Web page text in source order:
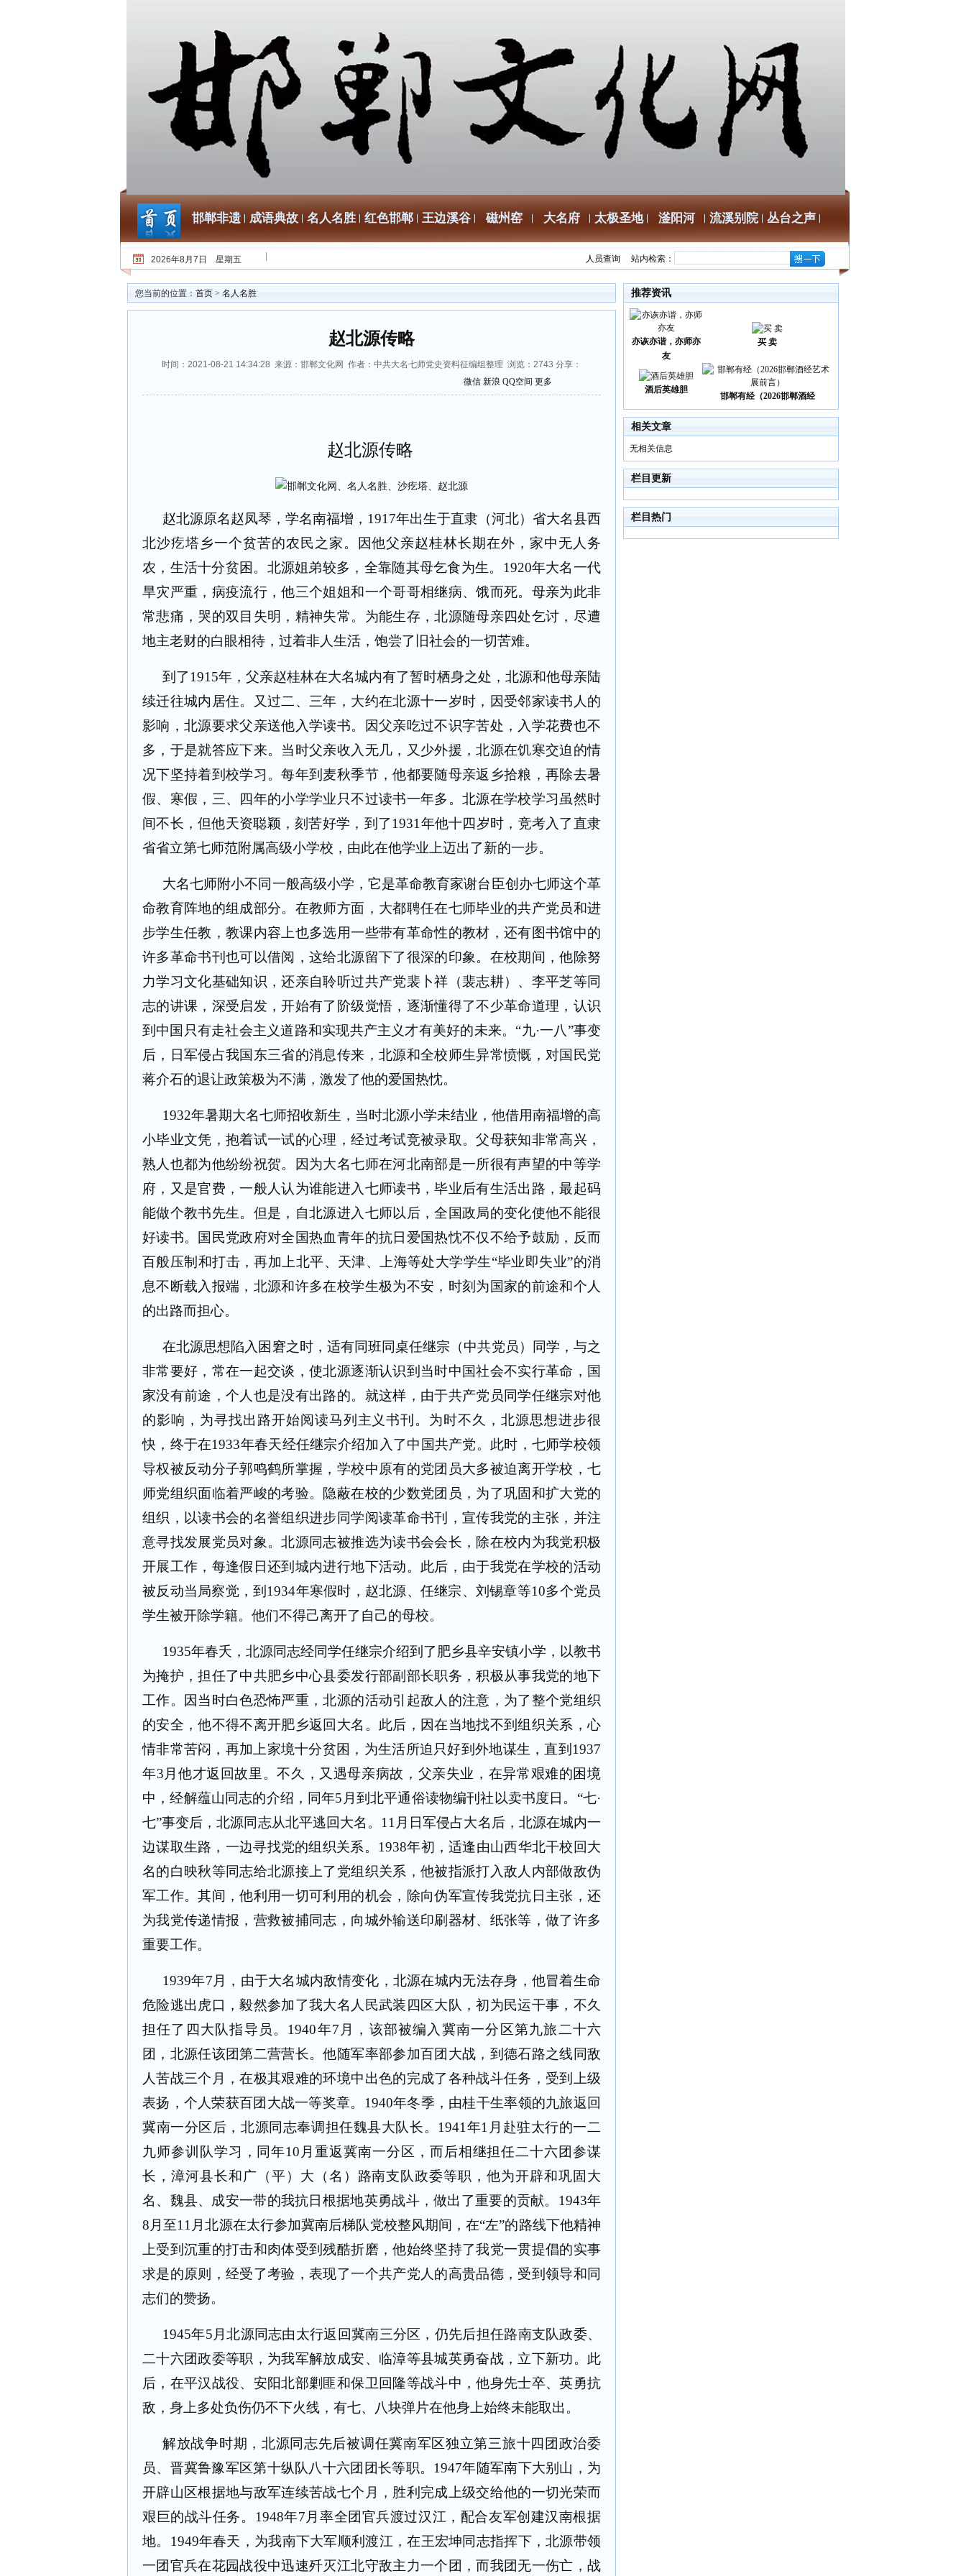
邯郸非遗 成语典故 名人名胜 红色邯郸 王边溪谷 磁州窑 大名府 太极圣地 滏阳河 流溪别院 丛台之声
2026年8月7日 星期五 人员查询 站内检索：
您当前的位置： 首页 > 名人名胜
赵北源传略
时间：2021-08-21 14:34:28 来源：邯郸文化网 作者：中共大名七师党史资料征编组整理 浏览： 2743 分享：
微信 新浪 QQ空间 更多
赵北源传略
赵北源原名赵凤琴，学名南福增， 1917年出生于直隶（河北）省大名县西
北沙疙塔乡一个贫苦的农民之家。因他父亲赵桂林长期在外，家中无人务
农，生活十分贫困。北源姐弟较多，全靠随其母乞食为生。 1920年大名一代
旱灾严重，病疫流行，他三个姐姐和一个哥哥相继病、饿而死。母亲为此非
常悲痛，哭的双目失明，精神失常。为能生存，北源随母亲四处乞讨，尽遭
地主老财的白眼相待，过着非人生活，饱尝了旧社会的一切苦难。
到了1915年，父亲赵桂林在大名城内有了暂时栖身之处，北源和他母亲陆
续迁往城内居住。又过二、三年，大约在北源十一岁时，因受邻家读书人的
影响，北源要求父亲送他入学读书。因父亲吃过不识字苦处，入学花费也不
多，于是就答应下来。当时父亲收入无几，又少外援，北源在饥寒交迫的情
况下坚持着到校学习。每年到麦秋季节，他都要随母亲返乡拾粮，再除去暑
假、寒假，三、四年的小学学业只不过读书一年多。北源在学校学习虽然时
间不长，但他天资聪颖，刻苦好学，到了1931 年他十四岁时，竞考入了直隶
省省立第七师范附属高级小学校，由此在他学业上迈出了新的一步。
大名七师附小不同一般高级小学，它是革命教育家谢台臣创办七师这个革
命教育阵地的组成部分。在教师方面，大都聘任在七师毕业的共产党员和进
步学生任教，教课内容上也多选用一些带有革命性的教材，还有图书馆中的
许多革命书刊也可以借阅，这给北源留下了很深的印象。在校期间，他除努
力学习文化基础知识，还亲自聆听过共产党裴卜祥（裴志耕）、李平芝等同
志的讲课，深受启发，开始有了阶级觉悟，逐渐懂得了不少革命道理，认识
到中国只有走社会主义道路和实现共产主义才有美好的未来。“九·一八”事变
后，日军侵占我国东三省的消息传来，北源和全校师生异常愤慨，对国民党
蒋介石的退让政策极为不满，激发了他的爱国热忱。
1932年暑期大名七师招收新生，当时北源小学未结业，他借用南福增的高
小毕业文凭，抱着试一试的心理，经过考试竞被录取。父母获知非常高兴，
熟人也都为他纷纷祝贺。因为大名七师在河北南部是一所很有声望的中等学
府，又是官费，一般人认为谁能进入七师读书，毕业后有生活出路，最起码
能做个教书先生。但是，自北源进入七师以后，全国政局的变化使他不能很
好读书。国民党政府对全国热血青年的抗日爱国热忱不仅不给予鼓励，反而
百般压制和打击，再加上北平、天津、上海等处大学学生“毕业即失业”的消
息不断载入报端，北源和许多在校学生极为不安，时刻为国家的前途和个人
的出路而担心。
在北源思想陷入困窘之时，适有同班同桌任继宗（中共党员）同学，与之
非常要好，常在一起交谈，使北源逐渐认识到当时中国社会不实行革命，国
家没有前途，个人也是没有出路的。就这样，由于共产党员同学任继宗对他
的影响，为寻找出路开始阅读马列主义书刊。为时不久，北源思想进步很
快，终于在1933年春天经任继宗介绍加入了中国共产党。此时，七师学校领
导权被反动分子郭鸣鹤所掌握，学校中原有的党团员大多被迫离开学校，七
师党组织面临着严峻的考验。隐蔽在校的少数党团员，为了巩固和扩大党的
组织，以读书会的名誉组织进步同学阅读革命书刊，宣传我党的主张，并注
意寻找发展党员对象。北源同志被推选为读书会会长，除在校内为我党积极
开展工作，每逢假日还到城内进行地下活动。此后，由于我党在学校的活动
被反动当局察觉，到 1934年寒假时，赵北源、任继宗、刘锡章等10多个党员
学生被开除学籍。他们不得己离开了自己的母校。
1935年春夭，北源同志经同学任继宗介绍到了肥乡县辛安镇小学，以教书
为掩护，担任了中共肥乡中心县委发行部副部长职务，积极从事我党的地下
工作。因当时白色恐怖严重，北源的活动引起敌人的注意，为了整个党组织
的安全，他不得不离开肥乡返回大名。此后，因在当地找不到组织关系，心
情非常苦闷，再加上家境十分贫困，为生活所迫只好到外地谋生，直到 1937
年3 月他才返回故里。不久，又遇母亲病故，父亲失业，在异常艰难的困境
中，经解蕴山同志的介绍，同年5 月到北平通俗读物编刊社以卖书度日。“七·
七”事变后，北源同志从北平逃回大名。 11 月日军侵占大名后，北源在城内一
边谋取生路，一边寻找党的组织关系。 1938年初，适逢由山西华北干校回大
名的白映秋等同志给北源接上了党组织关系，他被指派打入敌人内部做敌伪
军工作。其间，他利用一切可利用的机会，除向伪军宣传我党抗日主张，还
为我党传递情报，营救被捕同志，向城外输送印刷器材、纸张等，做了许多
重要工作。
1939年7 月，由于大名城内敌情变化，北源在城内无法存身，他冒着生命
危险逃出虎口，毅然参加了我大名人民武装四区大队，初为民运干事，不久
担任了四大队指导员。 1940年7 月，该部被编入冀南一分区第九旅二十六
团，北源任该团第二营营长。他随军率部参加百团大战，到德石路之线同敌
人苦战三个月，在极其艰难的环境中出色的完成了各种战斗任务，受到上级
表扬，个人荣获百团大战一等奖章。 1940年冬季，由桂干生率领的九旅返回
冀南一分区后，北源同志奉调担任魏县大队长。 1941 年1 月赴驻太行的一二
九师参训队学习，同年10 月重返冀南一分区，而后相继担任二十六团参谋
长，漳河县长和广（平）大（名） 路南支队政委等职，他为开辟和巩固大
名、魏县、成安一带的我抗日根据地英勇战斗，做出了重要的贡献。 1943年
8 月至11 月北源在太行参加冀南后梯队党校整风期间，在“左”的路线下他精神
上受到沉重的打击和肉体受到残酷折磨，他始终坚持了我党一贯提倡的实事
求是的原则，经受了考验，表现了一个共产党人的高贵品德，受到领导和同
志们的赞扬。
1945年5 月北源同志由太行返回冀南三分区，仍先后担任路南支队政委、
二十六团政委等职，为我军解放成安、临漳等县城英勇奋战，立下新功。此
后，在平汉战役、安阳北部剿匪和保卫回隆等战斗中，他身先士卒、英勇抗
敌，身上多处负伤仍不下火线，有七、八块弹片在他身上始终未能取出。
解放战争时期，北源同志先后被调任冀南军区独立第三旅十四团政治委
员、晋冀鲁豫军区第十纵队八十六团团长等职。 1947年随军南下大别山，为
开辟山区根据地与敌军连续苦战七个月，胜利完成上级交给他的一切光荣而
艰巨的战斗任务。 1948年7 月率全团官兵渡过汉江，配合友军创建汉南根据
地。 1949年春天，为我南下大军顺利渡江，在王宏坤同志指挥下，北源带领
一团官兵在花园战役中迅速歼灭江北守敌主力一个团，而我团无一伤亡，战
推荐资讯
亦诙亦谐，亦师亦
友
买 卖
酒后英雄胆
邯郸有经（2026邯郸酒经
相关文章
无相关信息
栏目更新
栏目热门